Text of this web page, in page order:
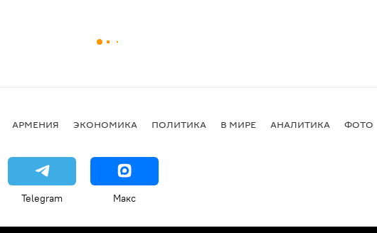
АРМЕНИЯ ЭКОНОМИКА ПОЛИТИКА В МИРЕ АНАЛИТИКА ФОТО
Telegram Макс